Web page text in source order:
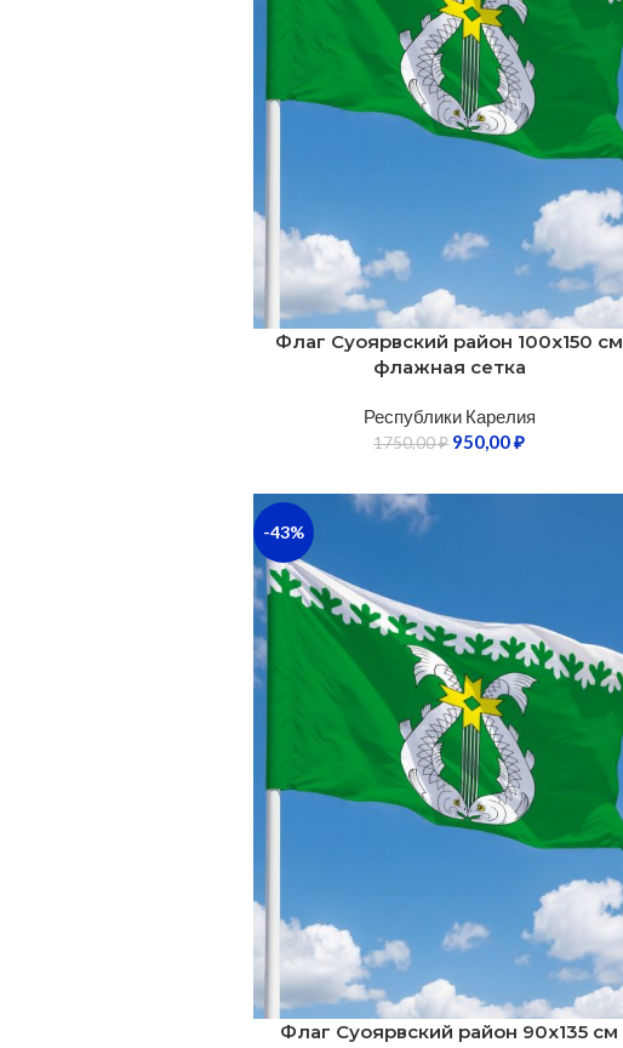
Флаг Суоярвский район 100х150 см
флажная сетка
Республики Карелия
1750,00₽ 950,00₽
-43%
Флаг Суоярвский район 90х135 см